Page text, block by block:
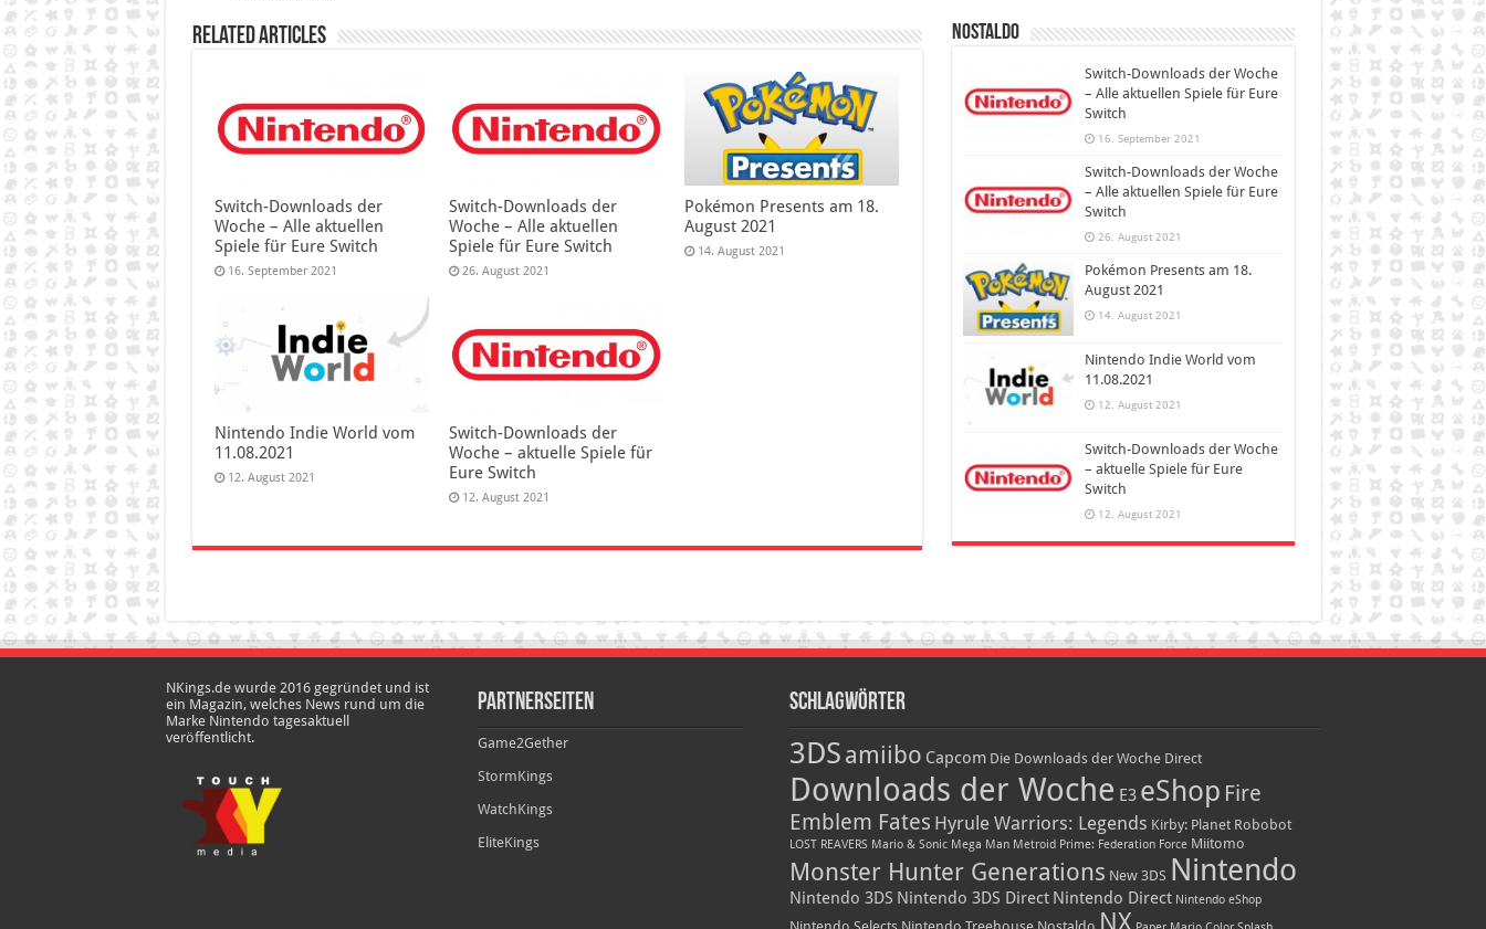
Related Articles
Switch-Downloads der
Woche – Alle aktuellen
Spiele für Eure Switch
16. September 2021
Switch-Downloads der
Woche – Alle aktuellen
Spiele für Eure Switch
26. August 2021
Pokémon Presents am 18.
August 2021
14. August 2021
Nintendo Indie World vom
11.08.2021
12. August 2021
Switch-Downloads der
Woche – aktuelle Spiele für
Eure Switch
12. August 2021
Nostaldo
Switch-Downloads der Woche
– Alle aktuellen Spiele für Eure
Switch
16. September 2021
Switch-Downloads der Woche
– Alle aktuellen Spiele für Eure
Switch
26. August 2021
Pokémon Presents am 18.
August 2021
14. August 2021
Nintendo Indie World vom
11.08.2021
12. August 2021
Switch-Downloads der Woche
– aktuelle Spiele für Eure
Switch
12. August 2021
NKings.de wurde 2016 gegründet und ist
ein Magazin, welches News rund um die
Marke Nintendo tagesaktuell
veröffentlicht.
Partnerseiten
Game2Gether
StormKings
WatchKings
EliteKings
Schlagwörter
3DS amiibo Capcom Die Downloads der Woche Direct
Downloads der Woche E3 eShop Fire
Emblem Fates Hyrule Warriors: Legends Kirby: Planet Robobot
LOST REAVERS Mario & Sonic Mega Man Metroid Prime: Federation Force Miitomo
Monster Hunter Generations New 3DS Nintendo
Nintendo 3DS Nintendo 3DS Direct Nintendo Direct Nintendo eShop
NX